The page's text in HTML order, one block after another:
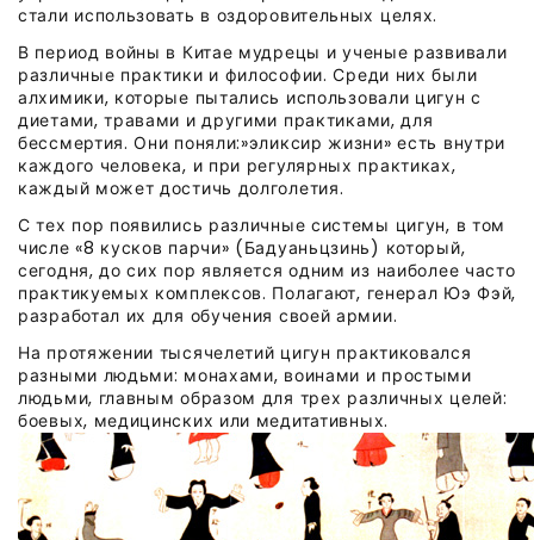
стали использовать в оздоровительных целях.
В период войны в Китае мудрецы и ученые развивали
различные практики и философии. Среди них были
алхимики, которые пытались использовали цигун с
диетами, травами и другими практиками, для
бессмертия. Они поняли:»эликсир жизни» есть внутри
каждого человека, и при регулярных практиках,
каждый может достичь долголетия.
С тех пор появились различные системы цигун, в том
числе «8 кусков парчи» (Бадуаньцзинь) который,
сегодня, до сих пор является одним из наиболее часто
практикуемых комплексов. Полагают, генерал Юэ Фэй,
разработал их для обучения своей армии.
На протяжении тысячелетий цигун практиковался
разными людьми: монахами, воинами и простыми
людьми, главным образом для трех различных целей:
боевых, медицинских или медитативных.